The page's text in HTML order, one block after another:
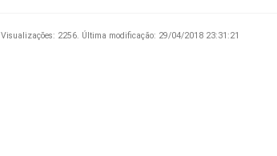
Visualizações: 2256. Última modificação: 29/04/2018 23:31:21